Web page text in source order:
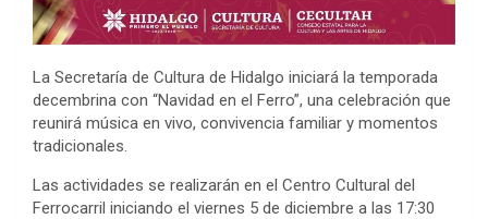
La Secretaría de Cultura de Hidalgo iniciará la temporada
decembrina con “Navidad en el Ferro”, una celebración que
reunirá música en vivo, convivencia familiar y momentos
tradicionales.
Las actividades se realizarán en el Centro Cultural del
Ferrocarril iniciando el viernes 5 de diciembre a las 17:30